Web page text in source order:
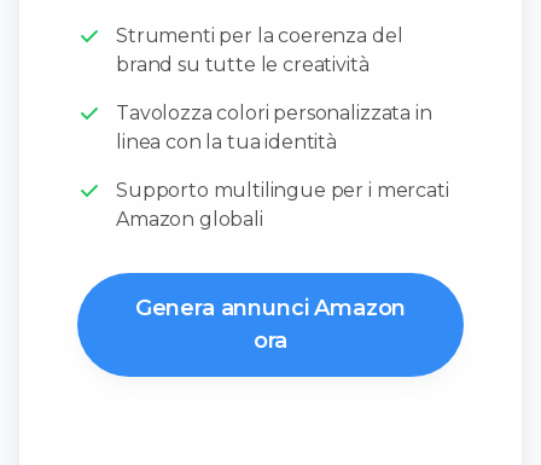
Strumenti per la coerenza del
brand su tutte le creatività
Tavolozza colori personalizzata in
linea con la tua identità
Supporto multilingue per i mercati
Amazon globali
Genera annunci Amazon
ora